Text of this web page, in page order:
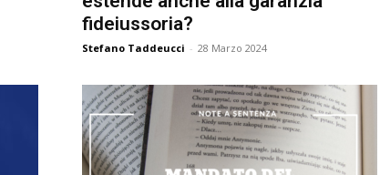
fideiussoria?
Stefano Taddeucci - 28 Marzo 2024